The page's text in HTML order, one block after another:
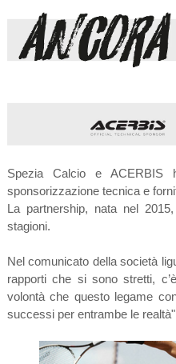
Spezia Calcio e ACERBIS
sponsorizzazione tecnica e
La partnership, nata nel
stagioni.
Nel comunicato della società
rapporti che si sono stretti,
volontà che questo legame
successi per entrambe le